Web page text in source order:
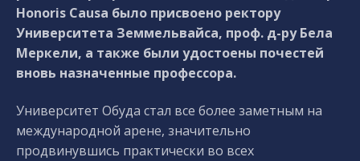
Honoris Causa было присвоено ректору
Университета Земмельвайса, проф. д-ру Бела
Меркели, а также были удостоены почестей
вновь назначенные профессора.
Университет Обуда стал все более заметным на
международной арене, значительно
продвинувшись практически во всех